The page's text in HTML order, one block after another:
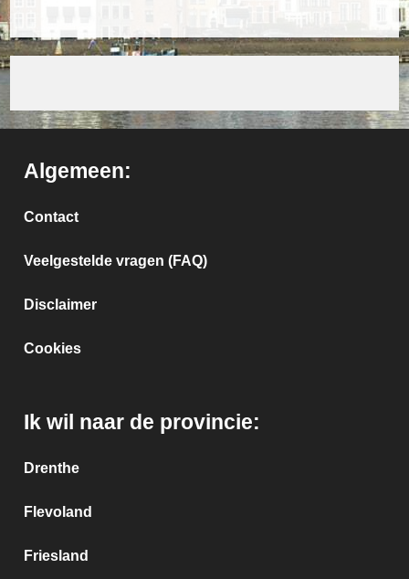
Algemeen:
Contact
Veelgestelde vragen (FAQ)
Disclaimer
Cookies
Ik wil naar de provincie:
Drenthe
Flevoland
Friesland